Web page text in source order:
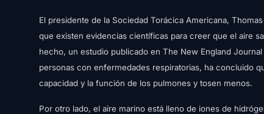
El presidente de la Sociedad Torácica Americana,
que existen evidencias científicas para creer que el aire
hecho, un estudio publicado en The New England
personas con enfermedades respiratorias, ha concluido
capacidad y la función de los pulmones y tosen menos.
Por otro lado, el aire marino está lleno de iones de